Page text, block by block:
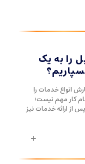
را به یک
انواع خدمات را
کار مهم نیست؛
از ارائه خدمات نیز